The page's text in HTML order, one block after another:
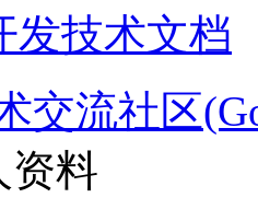
发技术文档
交流社区
资料